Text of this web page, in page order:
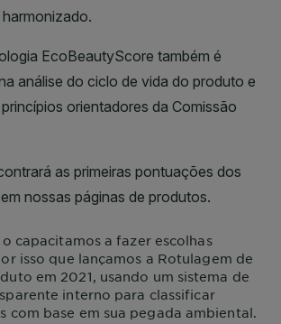
o capacitamos a fazer escolhas
isso que lançamos a Rotulagem de
em 2021, usando um sistema de
interno para classificar
com base em sua pegada ambiental.